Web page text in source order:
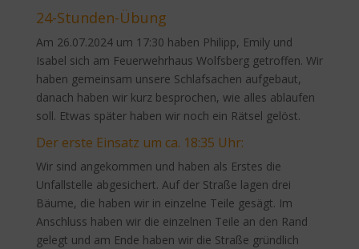
24-Stunden-Übung
Am 26.07.2024 um 17:30 haben Philipp, Emily und
Isabel sich am Feuerwehrhaus Wolfsberg getroffen. Wir
haben gemeinsam unsere Schlafsachen aufgebaut,
danach haben wir kurz besprochen, wie alles ablaufen
soll. Etwas später haben wir noch ein Rätsel gelöst.
Der erste Einsatz um ca. 18:35 Uhr:
Wir sind angekommen und haben als Erstes die
Unfallstelle abgesichert. Auf der Straße lagen drei
Bäume, die haben wir in einzelne Teile gesägt. Im
Anschluss haben wir die einzelnen Teile an den Rand
gelegt und am Ende haben wir die Straße gründlich